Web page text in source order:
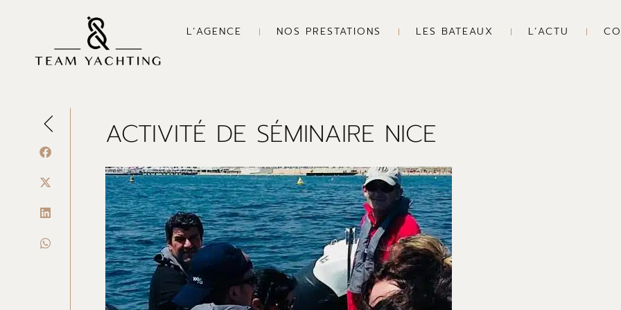
L’AGENCE NOS PRESTATIONS LES BATEAUX L’ACTU
ACTIVITÉ DE SÉMINAIRE NICE